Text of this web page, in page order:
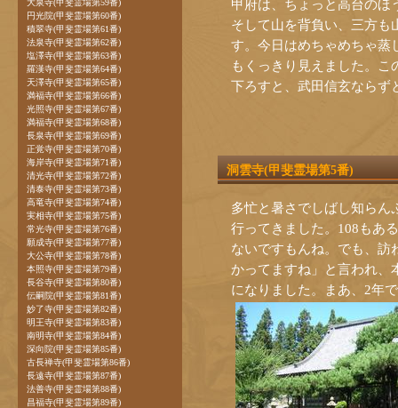
甲府は、ちょっと高台のほ
そして山を背負い、三方も
す。今日はめちゃめちゃ蒸
もくっきり見えました。
下ろすと、武田信玄ならず
洞雲寺(甲斐霊場第5番)
多忙と暑さでしばし知らん
行ってきました。108もあ
ないですもんね。でも、訪
かってますね」と言われ、
になりました。まあ、2年
大泉寺(甲斐霊場第59番)
円光院(甲斐霊場第60番)
積翠寺(甲斐霊場第61番)
法泉寺(甲斐霊場第62番)
塩澤寺(甲斐霊場第63番)
羅漢寺(甲斐霊場第64番)
天澤寺(甲斐霊場第65番)
満福寺(甲斐霊場第66番)
光照寺(甲斐霊場第67番)
満福寺(甲斐霊場第68番)
長泉寺(甲斐霊場第69番)
正覚寺(甲斐霊場第70番)
海岸寺(甲斐霊場第71番)
清光寺(甲斐霊場第72番)
清泰寺(甲斐霊場第73番)
高竜寺(甲斐霊場第74番)
実相寺(甲斐霊場第75番)
常光寺(甲斐霊場第76番)
願成寺(甲斐霊場第77番)
大公寺(甲斐霊場第78番)
本照寺(甲斐霊場第79番)
長谷寺(甲斐霊場第80番)
伝嗣院(甲斐霊場第81番)
妙了寺(甲斐霊場第82番)
明王寺(甲斐霊場第83番)
南明寺(甲斐霊場第84番)
深向院(甲斐霊場第85番)
古長禅寺(甲斐霊場第86番)
長遠寺(甲斐霊場第87番)
法善寺(甲斐霊場第88番)
昌福寺(甲斐霊場第89番)